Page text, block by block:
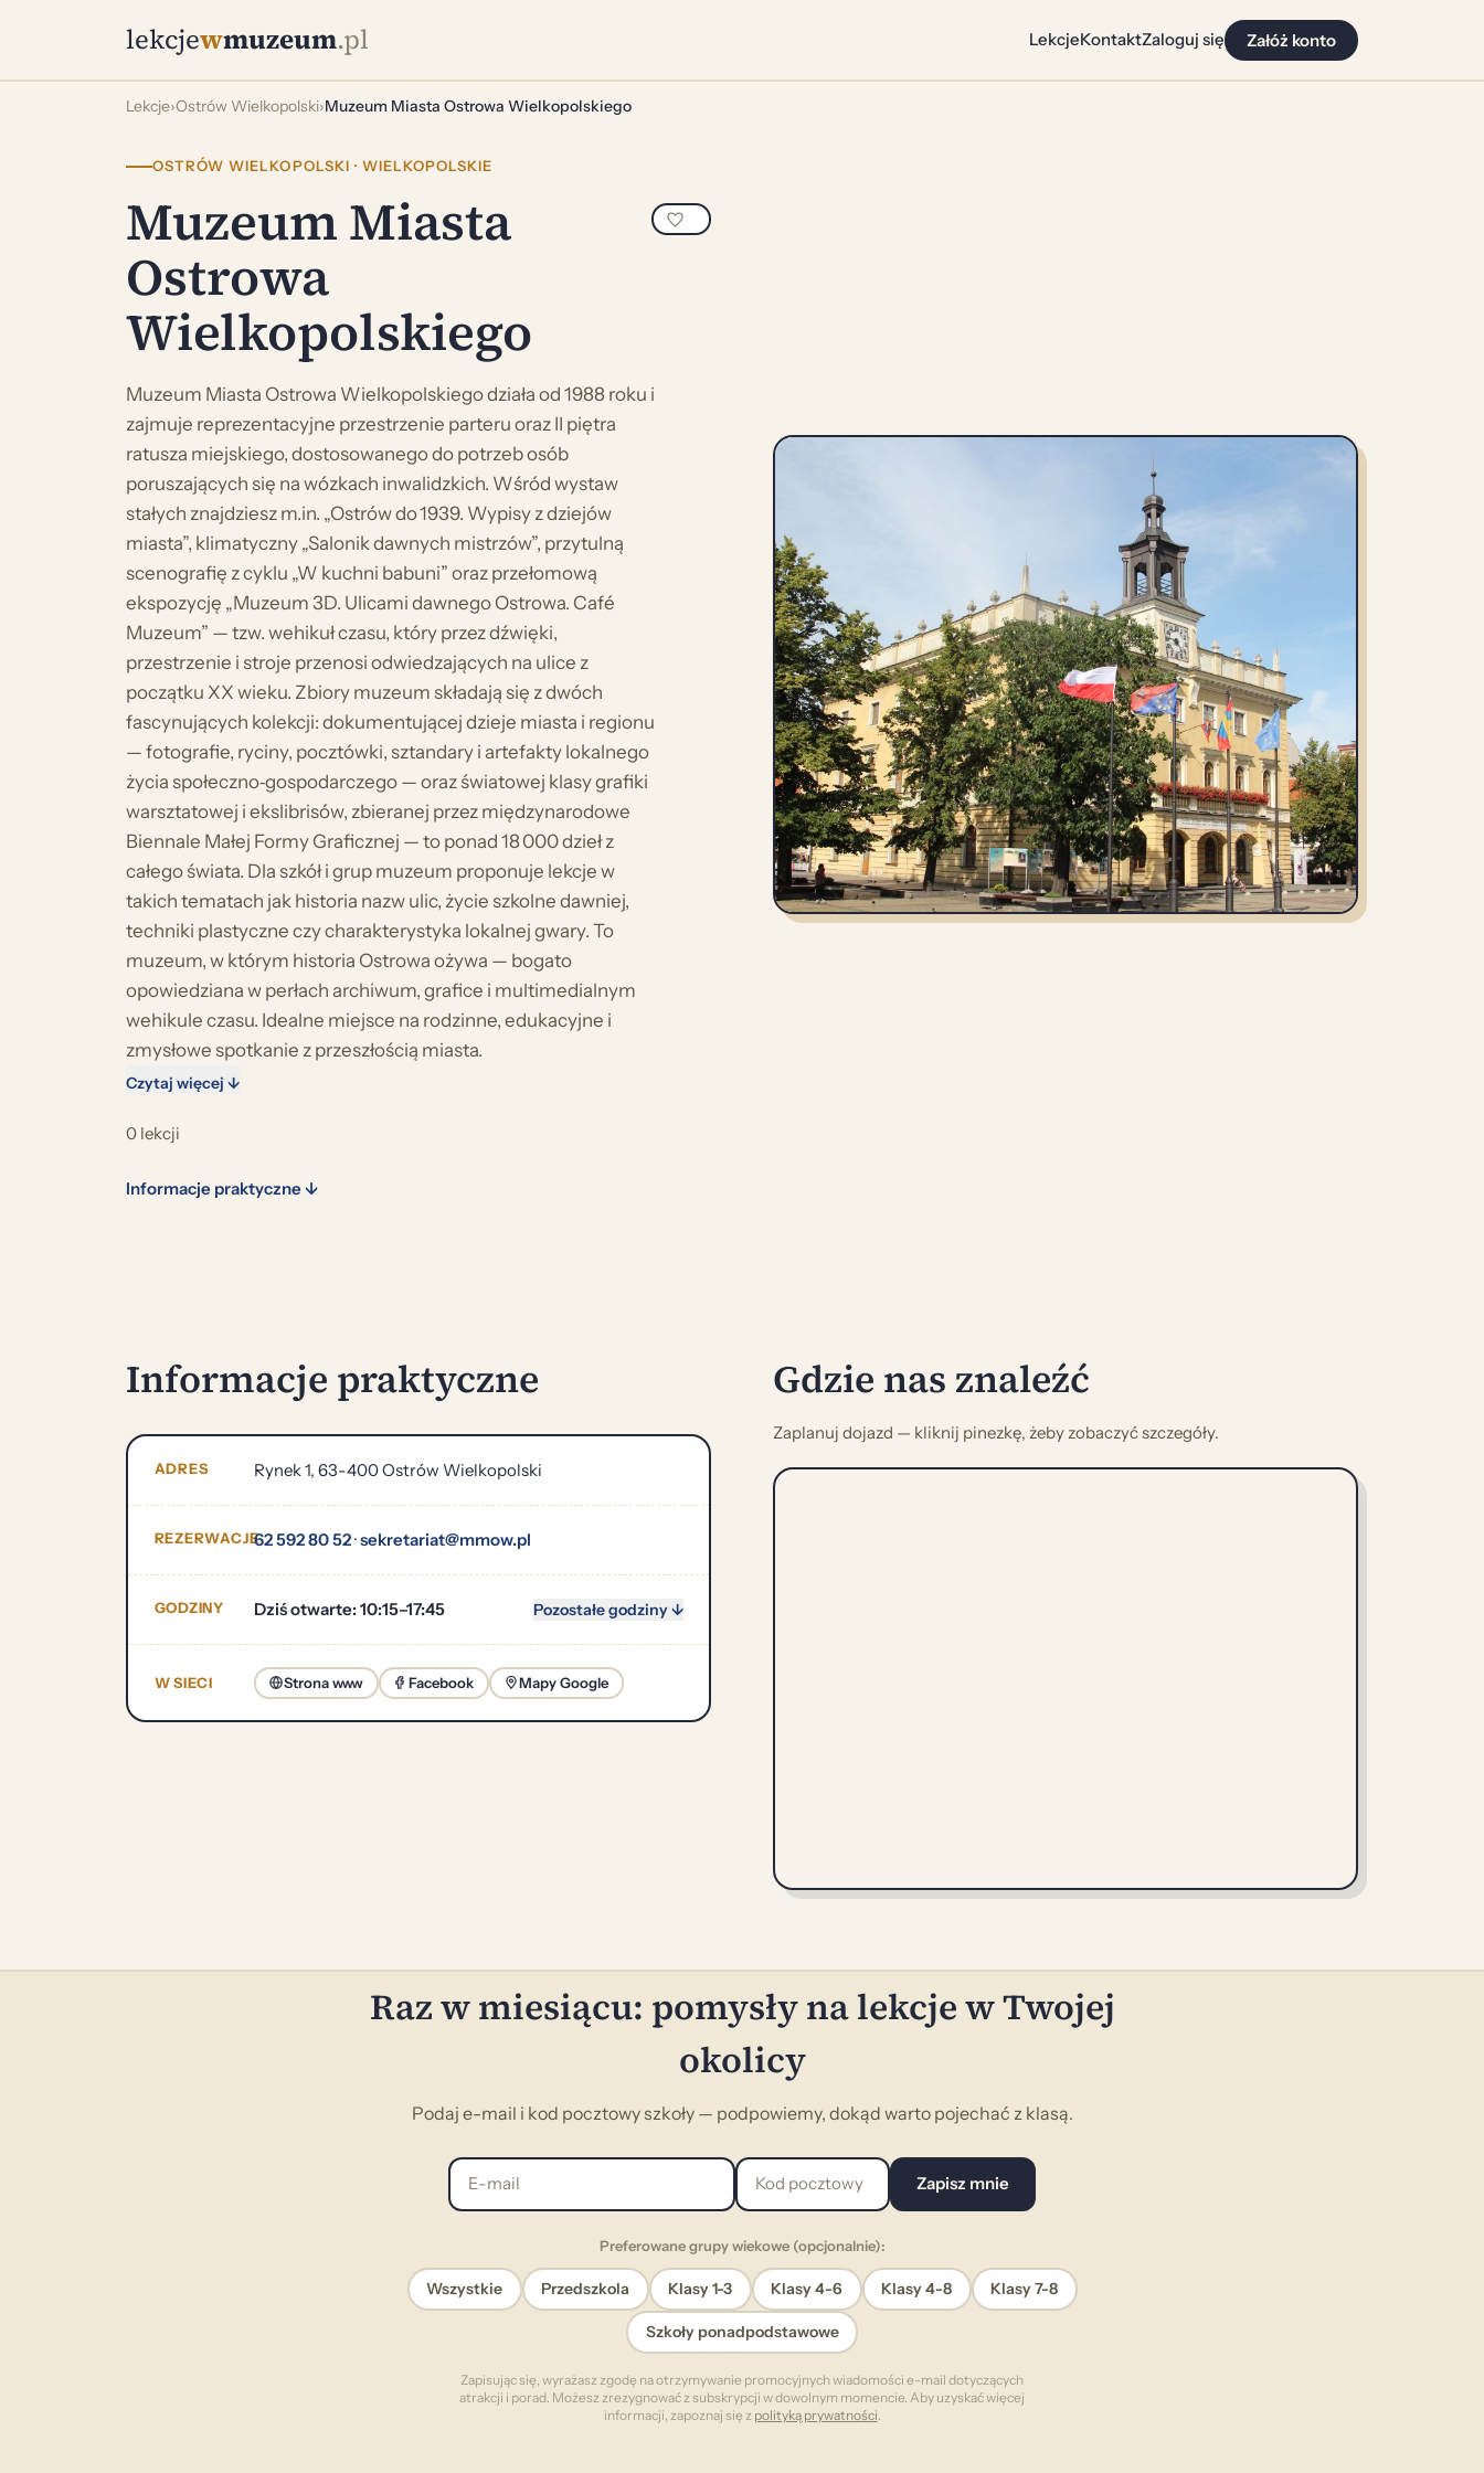
lekcjewmuzeum.pl LekcjeKontaktZaloguj się Załóż konto
Lekcje›Ostrów Wielkopolski›Muzeum Miasta Ostrowa Wielkopolskiego
OSTRÓW WIELKOPOLSKI · WIELKOPOLSKIE
Muzeum Miasta
Ostrowa
Wielkopolskiego
Muzeum Miasta Ostrowa Wielkopolskiego działa od 1988 roku i
zajmuje reprezentacyjne przestrzenie parteru oraz II piętra
ratusza miejskiego, dostosowanego do potrzeb osób
poruszających się na wózkach inwalidzkich. Wśród wystaw
stałych znajdziesz m.in. „Ostrów do 1939. Wypisy z dziejów
miasta”, klimatyczny „Salonik dawnych mistrzów”, przytulną
scenografię z cyklu „W kuchni babuni” oraz przełomową
ekspozycję „Muzeum 3D. Ulicami dawnego Ostrowa. Café
Muzeum” — tzw. wehikuł czasu, który przez dźwięki,
przestrzenie i stroje przenosi odwiedzających na ulice z
początku XX wieku. Zbiory muzeum składają się z dwóch
fascynujących kolekcji: dokumentującej dzieje miasta i regionu
— fotografie, ryciny, pocztówki, sztandary i artefakty lokalnego
życia społeczno‑gospodarczego — oraz światowej klasy grafiki
warsztatowej i ekslibrisów, zbieranej przez międzynarodowe
Biennale Małej Formy Graficznej — to ponad 18 000 dzieł z
całego świata. Dla szkół i grup muzeum proponuje lekcje w
takich tematach jak historia nazw ulic, życie szkolne dawniej,
techniki plastyczne czy charakterystyka lokalnej gwary. To
muzeum, w którym historia Ostrowa ożywa — bogato
opowiedziana w perłach archiwum, grafice i multimedialnym
wehikule czasu. Idealne miejsce na rodzinne, edukacyjne i
zmysłowe spotkanie z przeszłością miasta.
Czytaj więcej ↓
0 lekcji
Informacje praktyczne ↓
Informacje praktyczne
ADRES Rynek 1, 63-400 Ostrów Wielkopolski
REZERWACJE62 592 80 52·sekretariat@mmow.pl
GODZINY Dziś otwarte: 10:15–17:45 Pozostałe godziny ↓
W SIECI Strona www Facebook Mapy Google
Gdzie nas znaleźć
Zaplanuj dojazd — kliknij pinezkę, żeby zobaczyć szczegóły.
Raz w miesiącu: pomysły na lekcje w Twojej
okolicy
Podaj e-mail i kod pocztowy szkoły — podpowiemy, dokąd warto pojechać z klasą.
E-mail Kod pocztowy
Zapisz mnie
Preferowane grupy wiekowe (opcjonalnie):
Wszystkie Przedszkola Klasy 1-3 Klasy 4-6 Klasy 4-8 Klasy 7-8
Szkoły ponadpodstawowe
Zapisując się, wyrażasz zgodę na otrzymywanie promocyjnych wiadomości e-mail dotyczących
atrakcji i porad. Możesz zrezygnować z subskrypcji w dowolnym momencie. Aby uzyskać więcej
informacji, zapoznaj się z polityką prywatności